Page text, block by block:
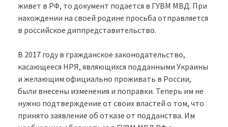
живет в РФ, то документ подается в ГУВМ МВД. При
нахождении на своей родине просьба отправляется
в российское диппредставительство.
В 2017 году в гражданское законодательство,
касающееся НРЯ, являющихся подданными Украины
и желающим официально проживать в России,
были внесены изменения и поправки. Теперь им не
нужно подтверждение от своих властей о том, что
принято заявление об отказе от подданства. Им